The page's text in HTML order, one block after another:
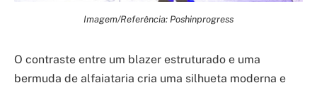
Imagem/Referência: Poshinprogress
O contraste entre um blazer estruturado e uma
bermuda de alfaiataria cria uma silhueta moderna e